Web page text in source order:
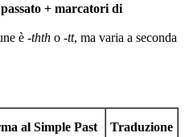
+ marcatori di
è -thth o -tt, ma varia a seconda
al Simple Past Traduzione